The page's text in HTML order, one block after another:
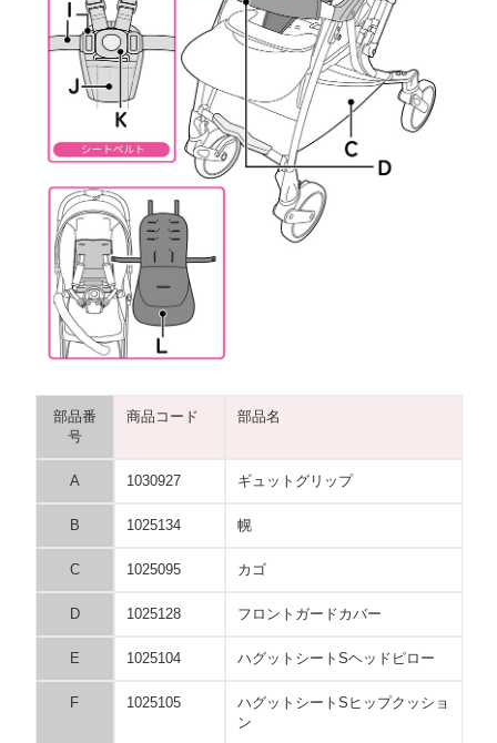
部品番
号
商品コード 部品名
A 1030927 ギュットグリップ
B 1025134 幌
C 1025095 カゴ
D 1025128 フロントガードカバー
E 1025104 ハグットシートSヘッドピロー
F 1025105
ハグットシートSヒップクッショ
ン